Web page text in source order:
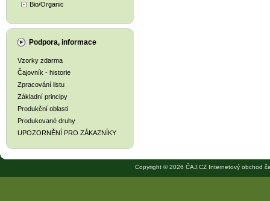
Bio/Organic
Podpora, informace
Vzorky zdarma
Čajovník - historie
Zpracování listu
Základní principy
Produkční oblasti
Produkované druhy
UPOZORNĚNÍ PRO ZÁKAZNÍKY
Copyright © 2026 ČAJ.CZ Internetový obchod